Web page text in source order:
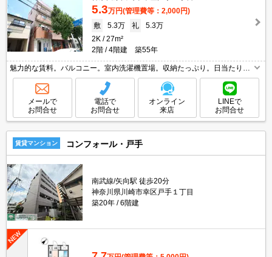
5.3万円(管理費等：2,000円)
敷
5.3万 礼
5.3万
2K
27m²
2階
4階建 築55年
魅力的な賃料。バルコニー。室内洗濯機置場。収納たっぷり。日当たり良
好。セブンイレブンへ350m。重量鉄骨造。仲介手数料家賃の0.55ヵ月
分。クレジットポイント貯まります。
メールで
お問合せ
電話で
お問合せ
オンライン
来店
LINEで
お問合せ
賃貸マンション コンフォール・戸手
南武線/矢向駅 徒歩20分
神奈川県川崎市幸区戸手１丁目
築20年
6階建